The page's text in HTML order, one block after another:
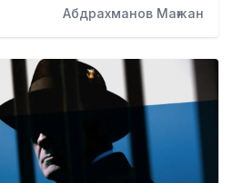
Абдрахманов Мағжан